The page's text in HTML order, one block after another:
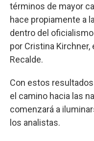
términos de mayor
hace propiamente a
dentro del
por Cristina
Recalde.
Con estos
el camino hacia las
comenzará a
los analistas.